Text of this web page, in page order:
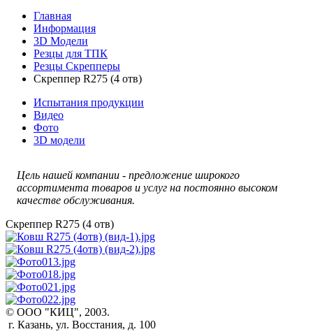
Главная
Информация
3D Модели
Резцы для ТПК
Резцы Скрепперы
Скреппер R275 (4 отв)
Испытания продукции
Видео
Фото
3D модели
Цель нашей компании - предложение широкого
ассортимента товаров и услуг на постоянно высоком
качестве обслуживания.
Скреппер R275 (4 отв)
© ООО "КИЦ", 2003.
г. Казань, ул. Восстания, д. 100